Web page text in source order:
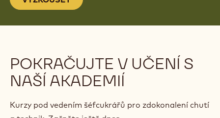
NEJVĚTŠÍ VYNÁLEZ OD DOB KOLA
nástroj, který vám pomůže dekódovat chutě, objevit
nové chuťové profily a vylepšit preciznost vašeho